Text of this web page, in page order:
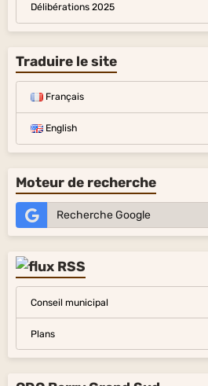
Délibérations 2025
Traduire le site
Français
English
Moteur de recherche
Conseil municipal
Plans